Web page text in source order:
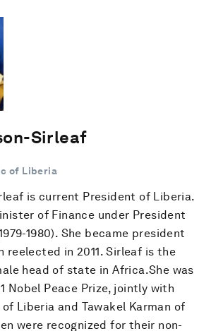
Sirleaf
of Liberia
is current President of Liberia.
of Finance under President
1980). She became president
reelected in 2011. Sirleaf is the
head of state in Africa.She was
Nobel Peace Prize, jointly with
of Liberia and Tawakel Karman of
were recognized for their non-